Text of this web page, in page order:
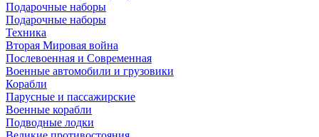
Подарочные наборы
Подарочные наборы
Техника
Вторая Мировая война
Послевоенная и Современная
Военные автомобили и грузовики
Корабли
Парусные и пассажирские
Военные корабли
Подводные лодки